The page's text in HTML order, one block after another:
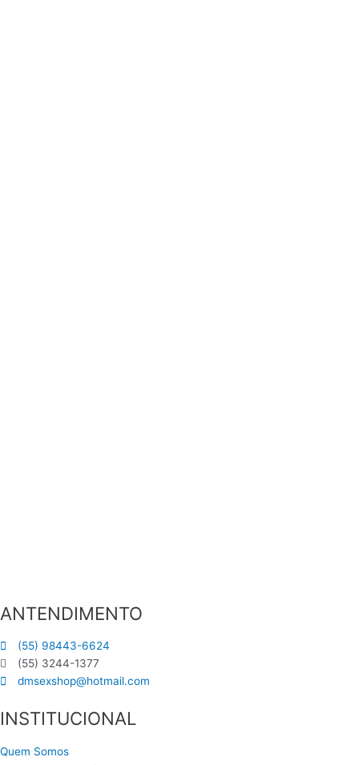
ANTENDIMENTO
(55) 98443-6624
(55) 3244-1377
dmsexshop@hotmail.com
INSTITUCIONAL
Quem Somos